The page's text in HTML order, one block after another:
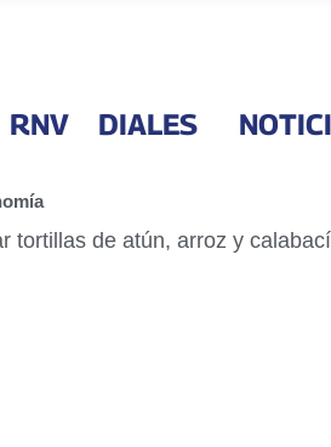
RNV DIALES